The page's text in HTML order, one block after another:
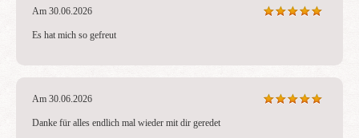
Am 30.06.2026
Es hat mich so gefreut
Am 30.06.2026
Danke für alles endlich mal wieder mit dir geredet